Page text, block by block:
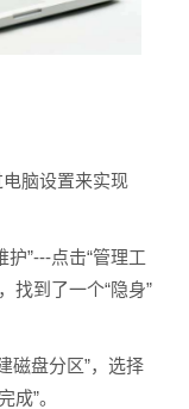
脑设置来实现
”---点击“管理工
找到了一个“隐身”
磁盘分区”，选择
成”。